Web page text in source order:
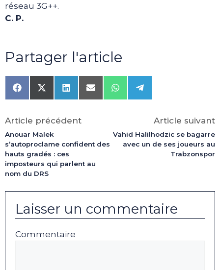
réseau 3G++.
C. P.
Partager l'article
Share
on
Share
on
(Twitter)
Share
on
Share
on
Share
on
Share
on
Article précédent
Anouar Malek
s’autoproclame confident des
hauts gradés : ces
imposteurs qui parlent au
nom du DRS
Article suivant
Vahid Halilhodzic se bagarre
avec un de ses joueurs au
Trabzonspor
Laisser un commentaire
Commentaire